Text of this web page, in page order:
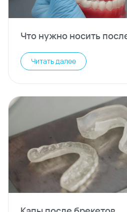
Что нужно носить
Читать далее